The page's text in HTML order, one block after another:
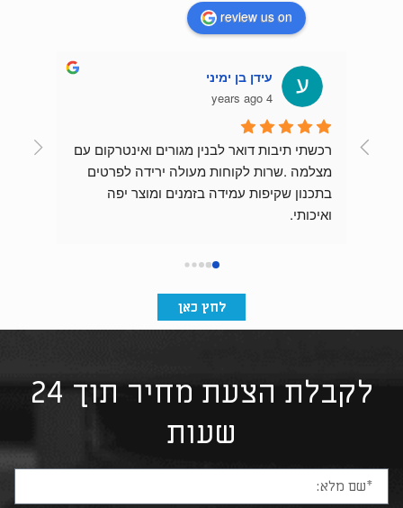
review us on
עידן בן ימיני
4 years ago
ואיכותי.
תודה
לחץ כאן
לקבלת הצעת מחיר תוך 24
שעות